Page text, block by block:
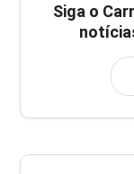
Siga o